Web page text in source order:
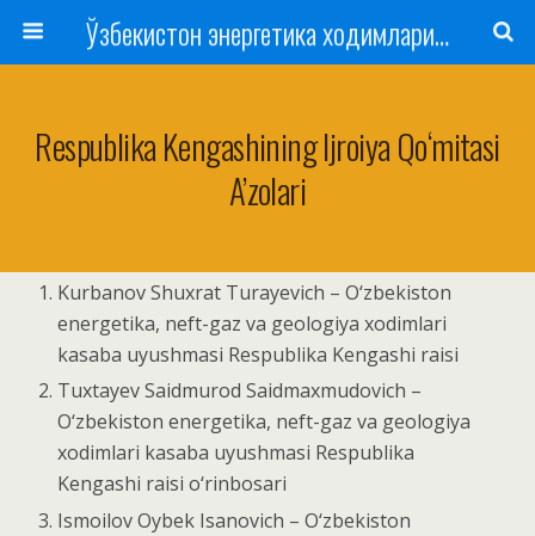
Ўзбекистон энергетика ходимлари касаба уюшмаси
Respublika Kengashining Ijroiya Qo‘mitasi
A’zolari
Kurbanov Shuxrat Turayevich – O‘zbekiston
energetika, neft-gaz va geologiya xodimlari
kasaba uyushmasi Respublika Kengashi raisi
Tuxtayev Saidmurod Saidmaxmudovich –
O‘zbekiston energetika, neft-gaz va geologiya
xodimlari kasaba uyushmasi Respublika
Kengashi raisi o‘rinbosari
Ismoilov Oybek Isanovich – O‘zbekiston